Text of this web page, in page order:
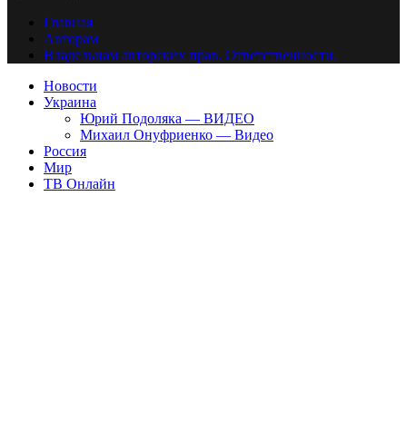
Главная
Авторам
Владельцам авторских прав. Ответственности.
Новости
Украина
Юрий Подоляка — ВИДЕО
Михаил Онуфриенко — Видео
Россия
Мир
ТВ Онлайн